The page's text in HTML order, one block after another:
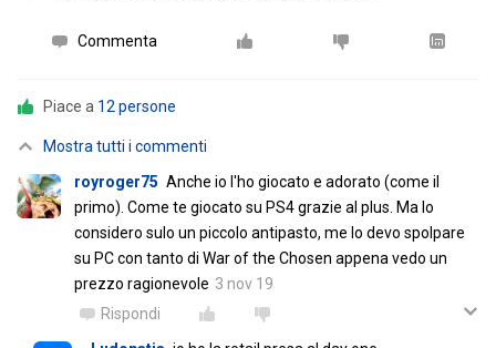
Commenta
Piace a 12 persone
Mostra tutti i commenti
royroger75 Anche io l'ho giocato e adorato (come il
primo). Come te giocato su PS4 grazie al plus. Ma lo
considero sulo un piccolo antipasto, me lo devo spolpare
su PC con tanto di War of the Chosen appena vedo un
prezzo ragionevole 3 nov 19
Rispondi